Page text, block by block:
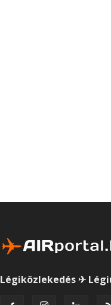
Légiközlekedés ✈